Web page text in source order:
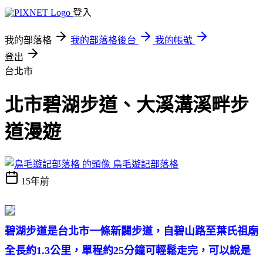
登入
我的部落格 我的部落格後台
我的帳號
登出
台北市
北市碧湖步道、大溪溝溪畔步
道漫遊
鳥毛遊記部落格
15年前
碧湖步道是台北市一條新闢步道，自碧山路至葉氏祖廟
全長約1.3公里，單程約25分鐘可輕鬆走完，可以說是